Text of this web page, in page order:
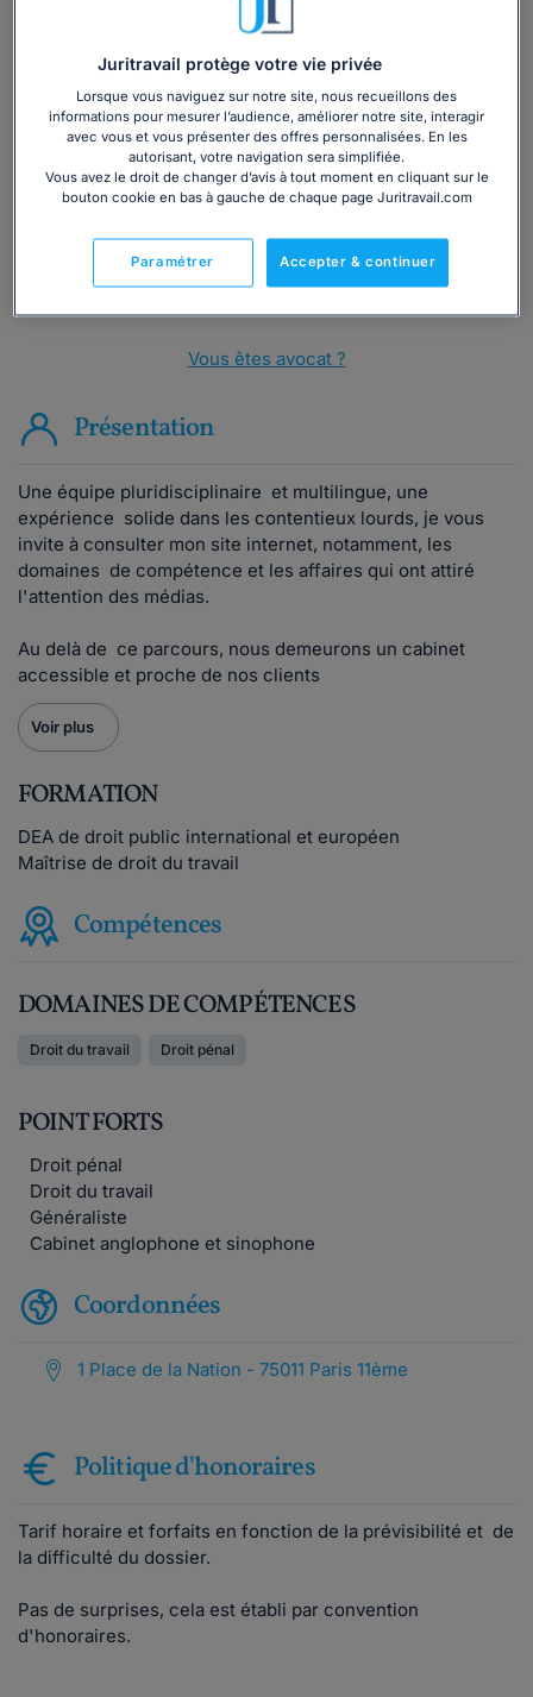
Vous souhaitez une consultation par
téléphone ?
Consulter immédiatement
ou appelez le01 75 75 42 33(8h à 21h du lundi au
vendredi)
Vous êtes avocat ?
Présentation
Une équipe pluridisciplinaire et multilingue, une
expérience solide dans les contentieux lourds, je vous
invite à consulter mon site internet, notamment, les
domaines de compétence et les affaires qui ont attiré
l'attention des médias.
Au delà de ce parcours, nous demeurons un cabinet
accessible et proche de nos clients
Voir plus
FORMATION
DEA de droit public international et européen
Maîtrise de droit du travail
Compétences
DOMAINES DE COMPÉTENCES
Droit du travail Droit pénal
POINT FORTS
Droit pénal
Droit du travail
Généraliste
Cabinet anglophone et sinophone
Coordonnées
1 Place de la Nation - 75011 Paris 11ème
Politique d'honoraires
Tarif horaire et forfaits en fonction de la prévisibilité et de
la difficulté du dossier.
Pas de surprises, cela est établi par convention
d'honoraires.
Juritravail protège votre vie privée
Lorsque vous naviguez sur notre site, nous recueillons des
informations pour mesurer l’audience, améliorer notre site, interagir
avec vous et vous présenter des offres personnalisées. En les
autorisant, votre navigation sera simplifiée.
Vous avez le droit de changer d’avis à tout moment en cliquant sur le
bouton cookie en bas à gauche de chaque page Juritravail.com
Accepter & continuer
Paramétrer